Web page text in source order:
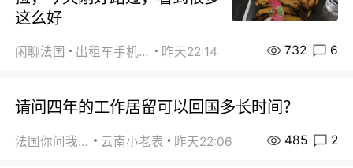
这么好
闲聊法国 出租车手机0626 昨天22:14 732 6
请问四年的工作居留可以回国多长时间？
法国你问我答 云南小老表 昨天22:06 485 2